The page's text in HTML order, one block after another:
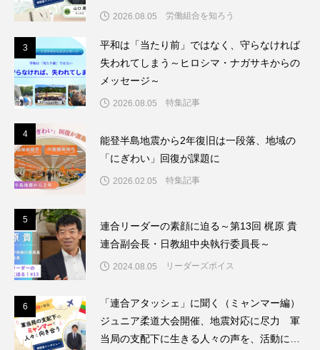
を経験
2026.08.05 労働組合を知ろう
3
平和は「当たり前」ではなく、守らなければ
失われてしまう～ヒロシマ・ナガサキからの
メッセージ～
2026.08.05 特集記事
4
能登半島地震から2年復旧は一段落、地域の
「にぎわい」回復が課題に
2026.02.05 特集記事
5
連合リーダーの素顔に迫る～第13回 梶原 貴
連合副会長・日教組中央執行委員長～
2024.08.05 リーダーズボイス
6
「連合アタッシェ」に聞く（ミャンマー編）
ジュニア柔道大会開催、地震対応に尽力 軍
当局の支配下に生きる人々の声を、活動に反